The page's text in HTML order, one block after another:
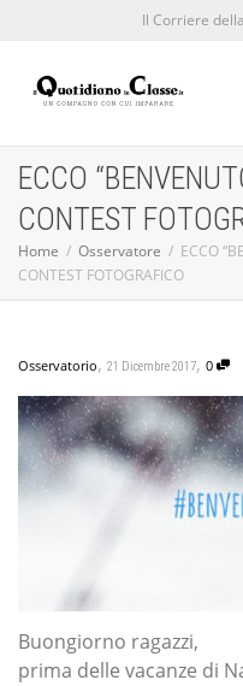
Il Corriere
ECCO
CONTEST
Home Osservatore
ECCO
CONTEST FOTOGRAFICO
Osservatorio, 21 Dicembre 2017, 0
Buongiorno ragazzi,
prima delle vacanze di